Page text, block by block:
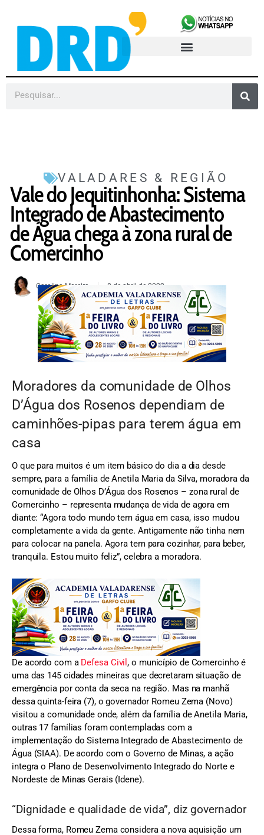
VALADARES & REGIÃO
Vale do Jequitinhonha: Sistema
Integrado de Abastecimento
de Água chega à zona rural de
Comercinho
Carolina Moreira 8 de abril de 2022
Moradores da comunidade de Olhos
D’Água dos Rosenos dependiam de
caminhões-pipas para terem água em
casa
O que para muitos é um item básico do dia a dia desde
sempre, para a família de Anetila Maria da Silva, moradora da
comunidade de Olhos D’Água dos Rosenos – zona rural de
Comercinho – representa mudança de vida de agora em
diante: “Agora todo mundo tem água em casa, isso mudou
completamente a vida da gente. Antigamente não tinha nem
para colocar na panela. Agora tem para cozinhar, para beber,
tranquila. Estou muito feliz”, celebra a moradora.
De acordo com a Defesa Civil, o município de Comercinho é
uma das 145 cidades mineiras que decretaram situação de
emergência por conta da seca na região. Mas na manhã
dessa quinta-feira (7), o governador Romeu Zema (Novo)
visitou a comunidade onde, além da família de Anetila Maria,
outras 17 famílias foram contempladas com a
implementação do Sistema Integrado de Abastecimento de
Água (SIAA). De acordo com o Governo de Minas, a ação
integra o Plano de Desenvolvimento Integrado do Norte e
Nordeste de Minas Gerais (Idene).
“Dignidade e qualidade de vida”, diz governador
Dessa forma, Romeu Zema considera a nova aquisição um